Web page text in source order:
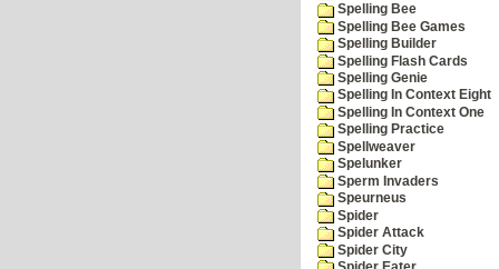
Spelling Bee
Spelling Bee Games
Spelling Builder
Spelling Flash Cards
Spelling Genie
Spelling In Context Eight
Spelling In Context One
Spelling Practice
Spellweaver
Spelunker
Sperm Invaders
Speurneus
Spider
Spider Attack
Spider City